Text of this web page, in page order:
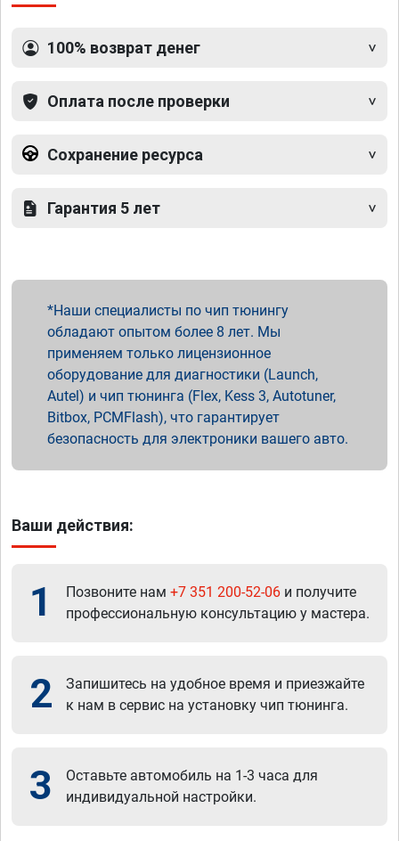
100% возврат денег
Оплата после проверки
Сохранение ресурса
Гарантия 5 лет
Наши специалисты по чип тюнингу
обладают опытом более 8 лет. Мы
применяем только лицензионное
оборудование для диагностики (Launch,
Autel) и чип тюнинга (Flex, Kess 3, Autotuner,
Bitbox, PCMFlash), что гарантирует
безопасность для электроники вашего авто.
Ваши действия:
1 Позвоните нам +7 351 200-52-06 и получите
профессиональную консультацию у мастера.
2
Запишитесь на удобное время и приезжайте
к нам в сервис на установку чип тюнинга.
3
Оставьте автомобиль на 1-3 часа для
индивидуальной настройки.